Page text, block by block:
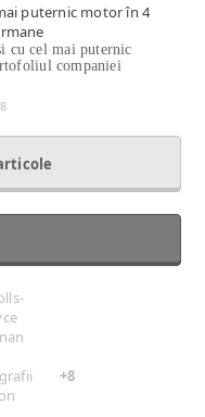
cu cel mai puternic
companiei
+8